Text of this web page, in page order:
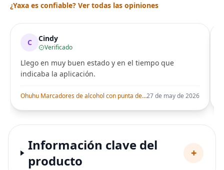
¿Yaxa es confiable? Ver todas las opiniones
C Cindy
Verificado
Llego en muy buen estado y en el tiempo que
indicaba la aplicación.
Ohuhu Marcadores de alcohol con punta de pincel – Juego de marcadores artísticos de doble punta con certificación AP para artistas adultos27 de may de 2026
Información clave del
producto
+